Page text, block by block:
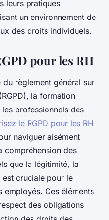
leurs pratiques
un environnement de
des droits individuels.
pour les RH
règlement général sur
la formation
professionnels des
le RGPD pour les RH
naviguer aisément
compréhension des
que la légitimité, la
est cruciale pour le
employés. Ces éléments
des obligations